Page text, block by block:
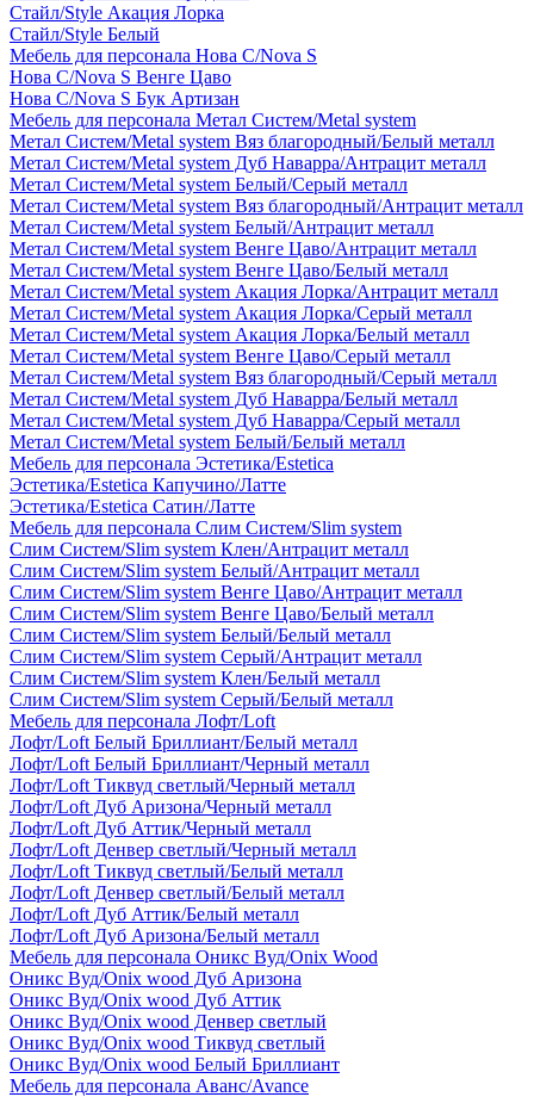
Стайл/Style Акация Лорка
Стайл/Style Белый
Мебель для персонала Нова С/Nova S
Нова С/Nova S Венге Цаво
Нова С/Nova S Бук Артизан
Мебель для персонала Метал Систем/Metal system
Метал Систем/Metal system Вяз благородный/Белый металл
Метал Систем/Metal system Дуб Наварра/Антрацит металл
Метал Систем/Metal system Белый/Серый металл
Метал Систем/Metal system Вяз благородный/Антрацит металл
Метал Систем/Metal system Белый/Антрацит металл
Метал Систем/Metal system Венге Цаво/Антрацит металл
Метал Систем/Metal system Венге Цаво/Белый металл
Метал Систем/Metal system Акация Лорка/Антрацит металл
Метал Систем/Metal system Акация Лорка/Серый металл
Метал Систем/Metal system Акация Лорка/Белый металл
Метал Систем/Metal system Венге Цаво/Серый металл
Метал Систем/Metal system Вяз благородный/Серый металл
Метал Систем/Metal system Дуб Наварра/Белый металл
Метал Систем/Metal system Дуб Наварра/Серый металл
Метал Систем/Metal system Белый/Белый металл
Мебель для персонала Эстетика/Estetica
Эстетика/Estetica Капучино/Латте
Эстетика/Estetica Сатин/Латте
Мебель для персонала Слим Систем/Slim system
Слим Систем/Slim system Клен/Антрацит металл
Слим Систем/Slim system Белый/Антрацит металл
Слим Систем/Slim system Венге Цаво/Антрацит металл
Слим Систем/Slim system Венге Цаво/Белый металл
Слим Систем/Slim system Белый/Белый металл
Слим Систем/Slim system Серый/Антрацит металл
Слим Систем/Slim system Клен/Белый металл
Слим Систем/Slim system Серый/Белый металл
Мебель для персонала Лофт/Loft
Лофт/Loft Белый Бриллиант/Белый металл
Лофт/Loft Белый Бриллиант/Черный металл
Лофт/Loft Тиквуд светлый/Черный металл
Лофт/Loft Дуб Аризона/Черный металл
Лофт/Loft Дуб Аттик/Черный металл
Лофт/Loft Денвер светлый/Черный металл
Лофт/Loft Тиквуд светлый/Белый металл
Лофт/Loft Денвер светлый/Белый металл
Лофт/Loft Дуб Аттик/Белый металл
Лофт/Loft Дуб Аризона/Белый металл
Мебель для персонала Оникс Вуд/Onix Wood
Оникс Вуд/Onix wood Дуб Аризона
Оникс Вуд/Onix wood Дуб Аттик
Оникс Вуд/Onix wood Денвер светлый
Оникс Вуд/Onix wood Тиквуд светлый
Оникс Вуд/Onix wood Белый Бриллиант
Мебель для персонала Аванс/Avance